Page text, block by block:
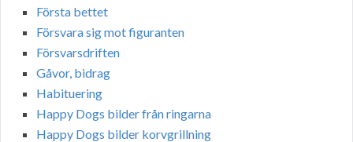
Första bettet
Försvara sig mot figuranten
Försvarsdriften
Gåvor, bidrag
Habituering
Happy Dogs bilder från ringarna
Happy Dogs bilder korvgrillning